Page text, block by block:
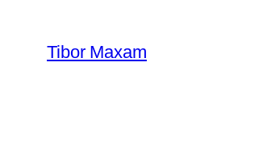
Inhalt
springen
Tibor Maxam